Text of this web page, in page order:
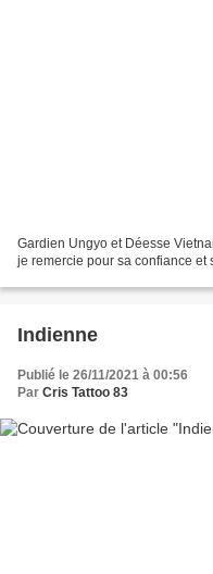
Gardien Ungyo et Déesse
je remercie pour sa confiance et
Indienne
Publié le 26/11/2021 à 00:56
Par Cris Tattoo 83